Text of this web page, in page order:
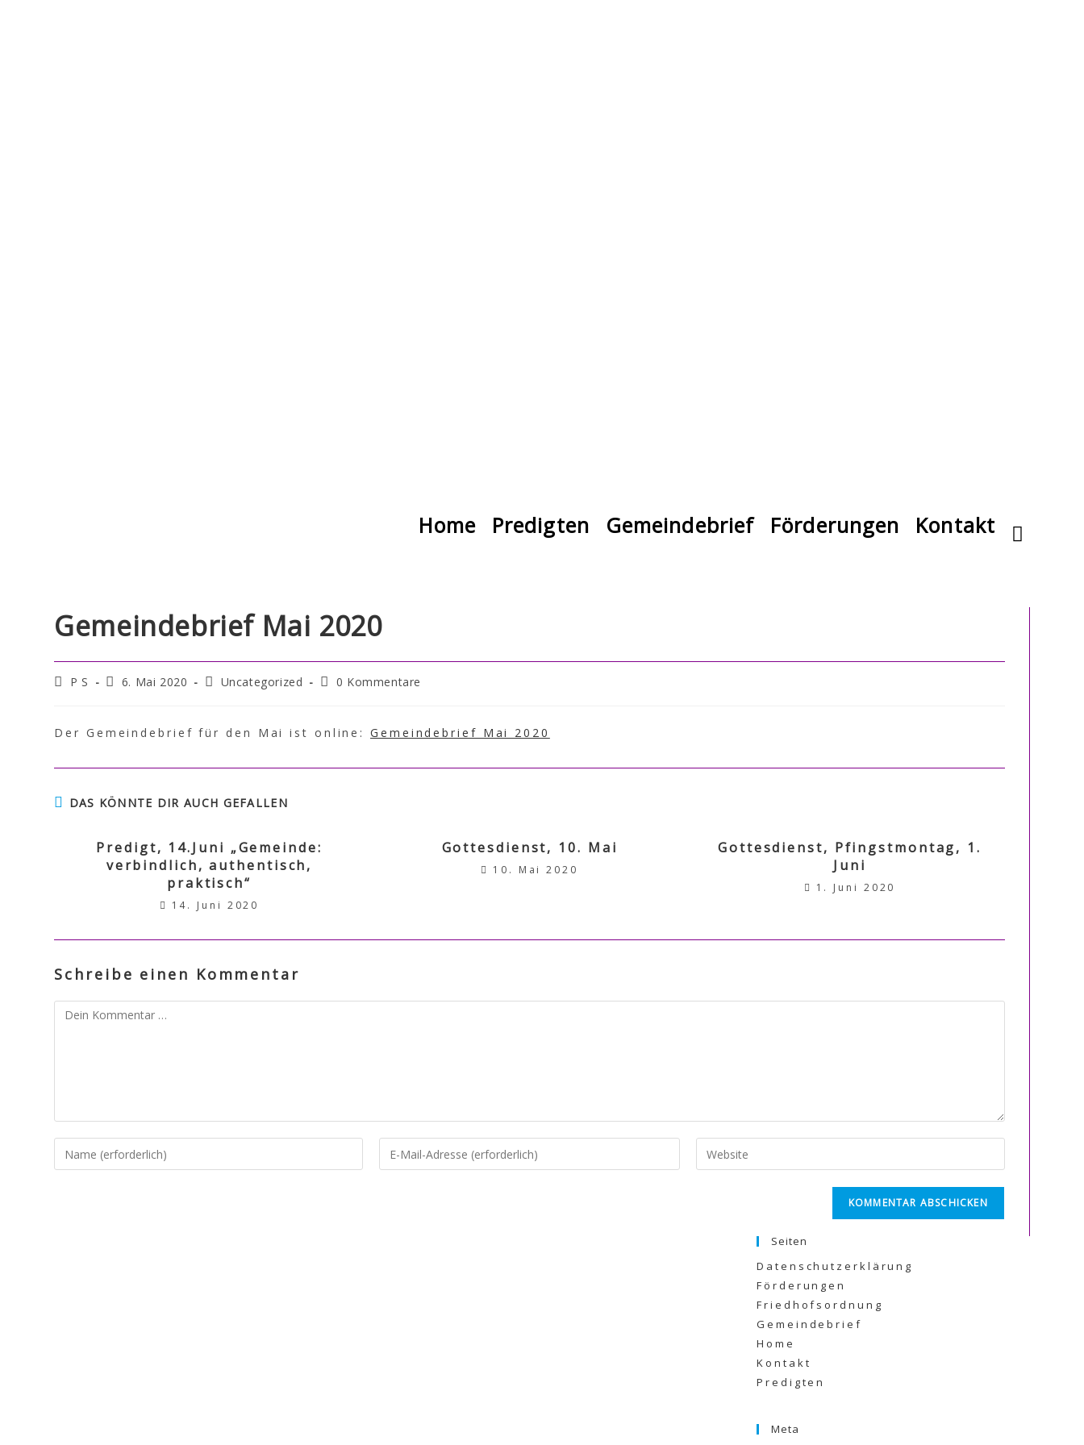
Home Predigten Gemeindebrief Förderungen Kontakt
Gemeindebrief Mai 2020
P S 6. Mai 2020 Uncategorized 0 Kommentare
Der Gemeindebrief für den Mai ist online:Gemeindebrief Mai 2020
DAS KÖNNTE DIR AUCH GEFALLEN
Predigt, 14.Juni „Gemeinde:
verbindlich, authentisch,
praktisch“
14. Juni 2020
Gottesdienst, 10. Mai
10. Mai 2020
Gottesdienst, Pfingstmontag, 1.
Juni
1. Juni 2020
Schreibe einen Kommentar
Seiten
Datenschutzerklärung
Förderungen
Friedhofsordnung
Gemeindebrief
Home
Kontakt
Predigten
Meta